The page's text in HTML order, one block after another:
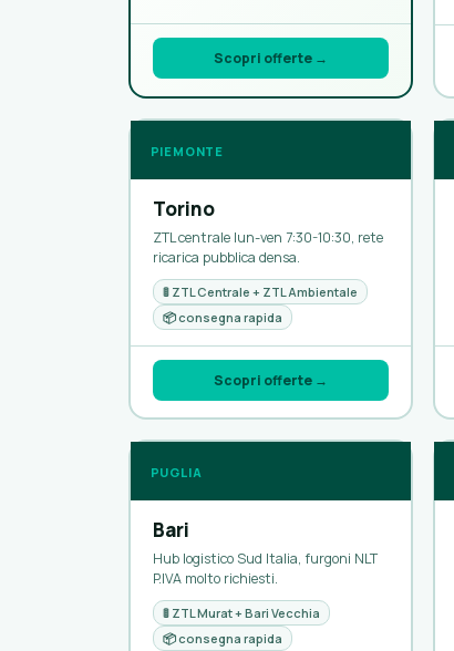
Scopri offerte →
PIEMONTE
Torino
ZTL centrale lun-ven 7:30-10:30, rete
ricarica pubblica densa.
🚦 ZTL Centrale + ZTL Ambientale
📦 consegna rapida
Scopri offerte →
PUGLIA
Bari
Hub logistico Sud Italia, furgoni NLT
P.IVA molto richiesti.
🚦 ZTL Murat + Bari Vecchia
📦 consegna rapida